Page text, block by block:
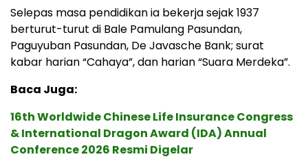
Selepas masa pendidikan ia bekerja sejak 1937
berturut-turut di Bale Pamulang Pasundan,
Paguyuban Pasundan, De Javasche Bank; surat
kabar harian “Cahaya”, dan harian “Suara Merdeka”.
Baca Juga:
16th Worldwide Chinese Life Insurance Congress
& International Dragon Award (IDA) Annual
Conference 2026 Resmi Digelar